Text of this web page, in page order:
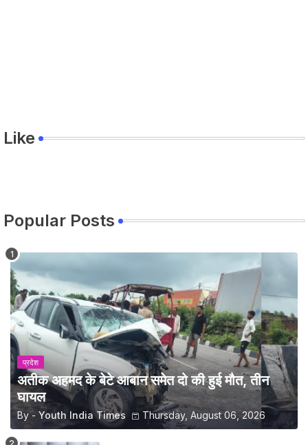
Like
Popular Posts
प्रदेश
अतीक अहमद के बेटे आबान समेत दो की हुई मौत, तीन
घायल
By - Youth India Times Thursday, August 06, 2026